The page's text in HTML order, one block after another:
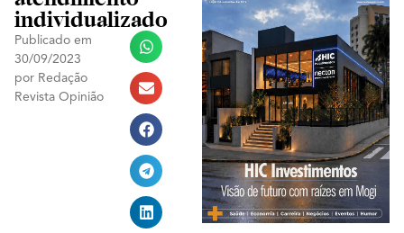
individualizado
Publicado em
30/09/2023
por Redação
Revista Opinião